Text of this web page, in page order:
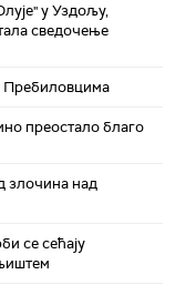
у Уздољу,
сведочење
Пребиловцима
преостало благо
злочина над
се сећају